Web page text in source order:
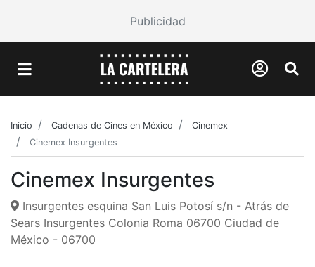
Publicidad
Inicio Cadenas de Cines en México
Cinemex
Cinemex Insurgentes
Cinemex Insurgentes
Insurgentes esquina San Luis Potosí s/n - Atrás de
Sears Insurgentes Colonia Roma 06700 Ciudad de
México - 06700